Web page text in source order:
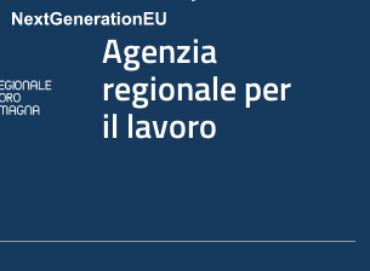
Agenzia
regionale per
il lavoro